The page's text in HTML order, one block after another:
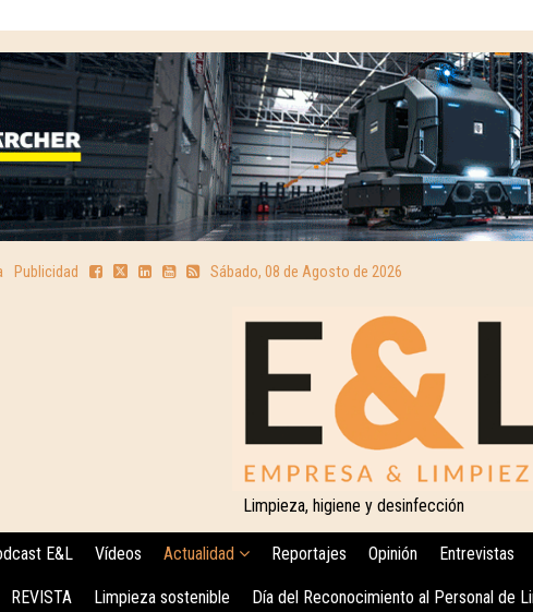
Publicidad Sábado, 08 de Agosto de 2026
Limpieza, higiene y desinfección
E&L Vídeos Actualidad Reportajes Opinión Entrevistas
REVISTA Limpieza sostenible Día del Reconocimiento al Personal de